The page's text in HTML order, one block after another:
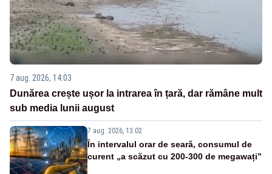
7 aug. 2026, 14:03
Dunărea crește ușor la intrarea în țară, dar rămâne mult
sub media lunii august
7 aug. 2026, 13:02
În intervalul orar de seară, consumul de
curent „a scăzut cu 200-300 de megawați”